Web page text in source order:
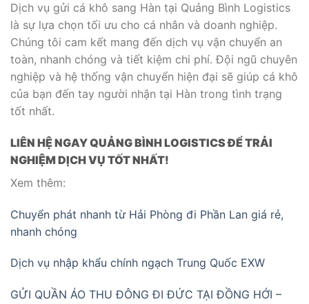
Dịch vụ gửi cá khô sang Hàn tại Quảng Bình Logistics
là sự lựa chọn tối ưu cho cá nhân và doanh nghiệp.
Chúng tôi cam kết mang đến dịch vụ vận chuyển an
toàn, nhanh chóng và tiết kiệm chi phí. Đội ngũ chuyên
nghiệp và hệ thống vận chuyển hiện đại sẽ giúp cá khô
của bạn đến tay người nhận tại Hàn trong tình trạng
tốt nhất.
LIÊN HỆ NGAY QUẢNG BÌNH LOGISTICS ĐỂ TRẢI
NGHIỆM DỊCH VỤ TỐT NHẤT!
Xem thêm:
Chuyển phát nhanh từ Hải Phòng đi Phần Lan giá rẻ,
nhanh chóng
Dịch vụ nhập khẩu chính ngạch Trung Quốc EXW
GỬI QUẦN ÁO THU ĐÔNG ĐI ĐỨC TẠI ĐỒNG HỚI –